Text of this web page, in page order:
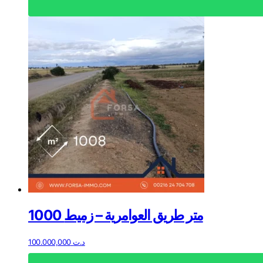
1000 متر طريق العوامرية – زميط
د.ت100.000,000